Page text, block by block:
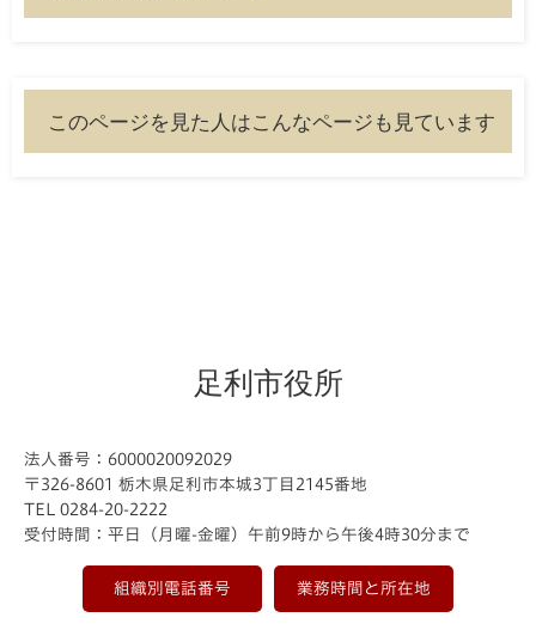
このページを見た人はこんなページも見ています
足利市役所
法人番号：6000020092029
〒326-8601 栃木県足利市本城3丁目2145番地
TEL 0284-20-2222
受付時間：平日（月曜-金曜）午前9時から午後4時30分まで
組織別電話番号 業務時間と所在地